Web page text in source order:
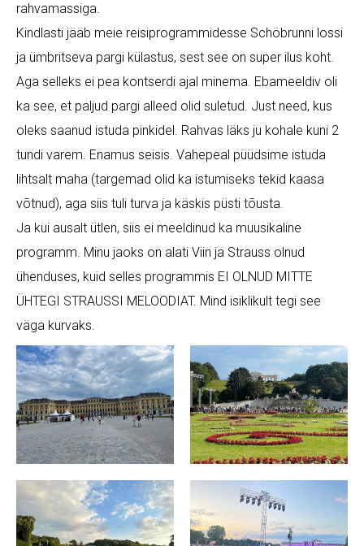
rahvamassiga.
Kindlasti jääb meie reisiprogrammidesse Schöbrunni lossi
ja ümbritseva pargi külastus, sest see on super ilus koht.
Aga selleks ei pea kontserdi ajal minema. Ebameeldiv oli
ka see, et paljud pargi alleed olid suletud. Just need, kus
oleks saanud istuda pinkidel. Rahvas läks ju kohale kuni 2
tundi varem. Enamus seisis. Vahepeal püüdsime istuda
lihtsalt maha (targemad olid ka istumiseks tekid kaasa
võtnud), aga siis tuli turva ja käskis püsti tõusta.
Ja kui ausalt ütlen, siis ei meeldinud ka muusikaline
programm. Minu jaoks on alati Viin ja Strauss olnud
ühenduses, kuid selles programmis EI OLNUD MITTE
ÜHTEGI STRAUSSI MELOODIAT. Mind isiklikult tegi see
väga kurvaks.